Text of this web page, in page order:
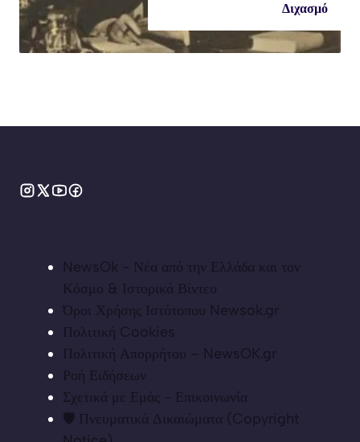
Διχασμό
NewsOk - Νέα από την Ελλάδα και τον
Κόσμο & Ιστορικά Βίντεο
Όροι Χρήσης Ιστότοπου Newsok.gr
Πολιτική Cookies
Πολιτική Απορρήτου – NewsOK.gr
Ροή Ειδήσεων
Σχετικά με Εμάς - Επικοινωνία
🛡️ Πνευματικά Δικαιώματα (Copyright